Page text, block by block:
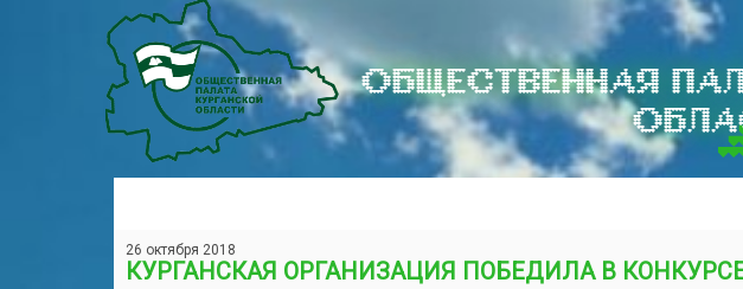
ОБЩЕСТВЕННАЯ
26 октября 2018
КУРГАНСКАЯ ОРГАНИЗАЦИЯ ПОБЕДИЛА В